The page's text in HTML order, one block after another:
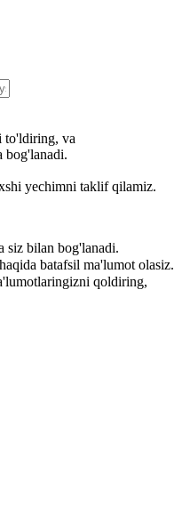
to'ldiring, va
bog'lanadi.
yechimni taklif qilamiz.
siz bilan bog'lanadi.
batafsil ma'lumot olasiz.
qoldiring,